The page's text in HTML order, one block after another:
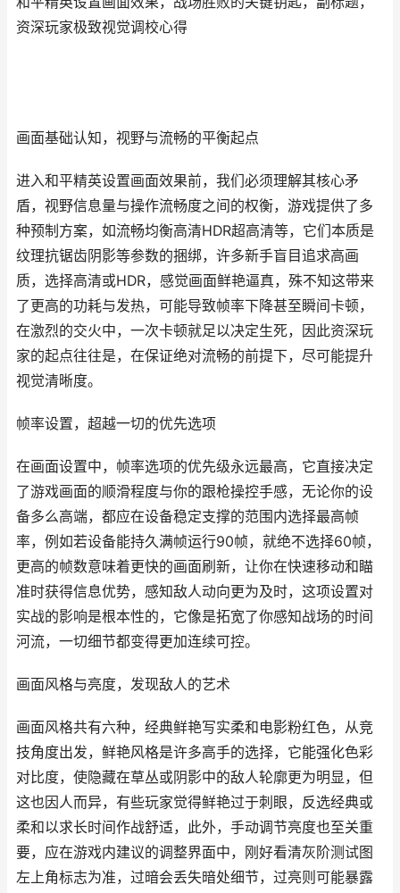
资深玩家极致视觉调校心得
画面基础认知，视野与流畅的平衡起点
进入和平精英设置画面效果前，我们必须理解其核心矛
盾，视野信息量与操作流畅度之间的权衡，游戏提供了多
种预制方案，如流畅均衡高清HDR超高清等，它们本质是
纹理抗锯齿阴影等参数的捆绑，许多新手盲目追求高画
质，选择高清或HDR，感觉画面鲜艳逼真，殊不知这带来
了更高的功耗与发热，可能导致帧率下降甚至瞬间卡顿，
在激烈的交火中，一次卡顿就足以决定生死，因此资深玩
家的起点往往是，在保证绝对流畅的前提下，尽可能提升
视觉清晰度。
帧率设置，超越一切的优先选项
在画面设置中，帧率选项的优先级永远最高，它直接决定
了游戏画面的顺滑程度与你的跟枪操控手感，无论你的设
备多么高端，都应在设备稳定支撑的范围内选择最高帧
率，例如若设备能持久满帧运行90帧，就绝不选择60帧，
更高的帧数意味着更快的画面刷新，让你在快速移动和瞄
准时获得信息优势，感知敌人动向更为及时，这项设置对
实战的影响是根本性的，它像是拓宽了你感知战场的时间
河流，一切细节都变得更加连续可控。
画面风格与亮度，发现敌人的艺术
画面风格共有六种，经典鲜艳写实柔和电影粉红色，从竞
技角度出发，鲜艳风格是许多高手的选择，它能强化色彩
对比度，使隐藏在草丛或阴影中的敌人轮廓更为明显，但
这也因人而异，有些玩家觉得鲜艳过于刺眼，反选经典或
柔和以求长时间作战舒适，此外，手动调节亮度也至关重
要，应在游戏内建议的调整界面中，刚好看清灰阶测试图
左上角标志为准，过暗会丢失暗处细节，过亮则可能暴露